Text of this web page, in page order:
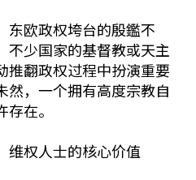
东欧政权垮台的殷鑑不
不少国家的基督教或天主
推翻政权过程中扮演重要
然，一个拥有高度宗教自
在。
维权人士的核心价值